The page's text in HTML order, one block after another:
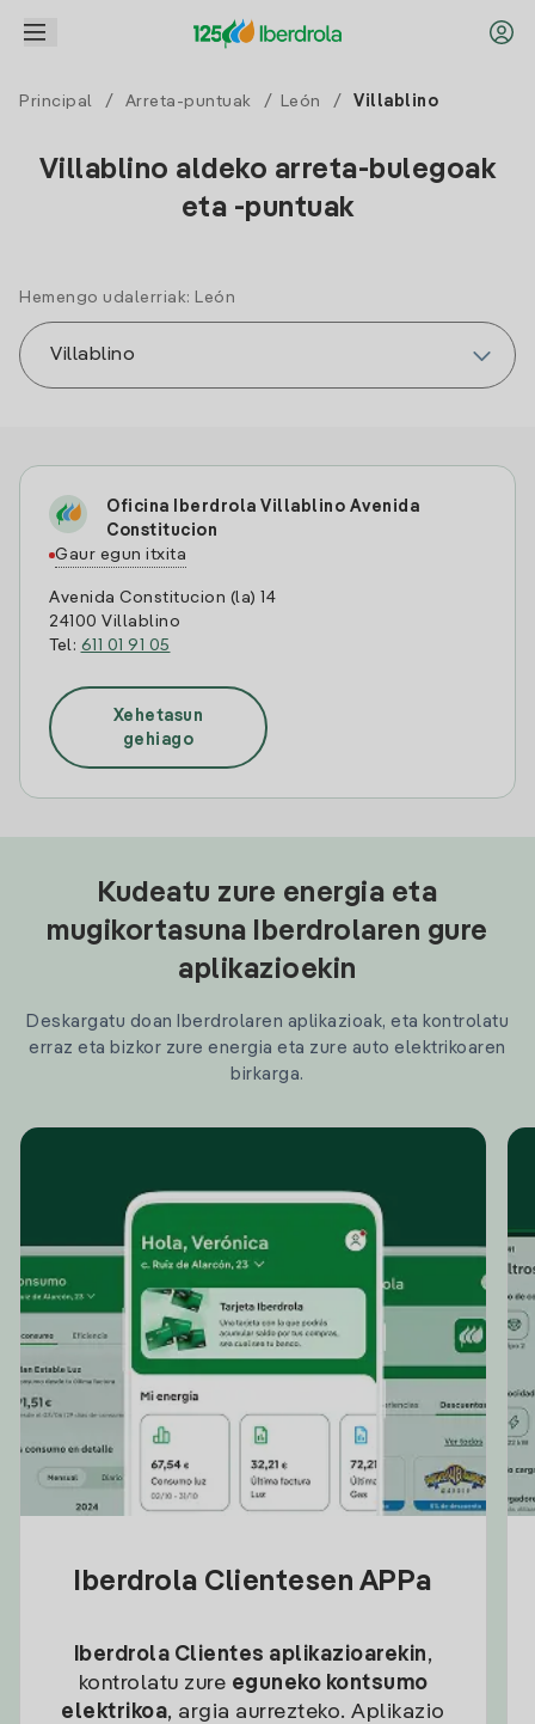
Principal / Arreta-puntuak / León / Villablino
Villablino aldeko arreta-bulegoak
eta -puntuak
Hemengo udalerriak: León
Oficina Iberdrola Villablino Avenida
Constitucion
Gaur egun itxita
Avenida Constitucion (la) 14
24100 Villablino
Tel: 611 01 91 05
Xehetasun
gehiago
Kudeatu zure energia eta
mugikortasuna Iberdrolaren gure
aplikazioekin
Deskargatu doan Iberdrolaren aplikazioak, eta kontrolatu
erraz eta bizkor zure energia eta zure auto elektrikoaren
birkarga.
Iberdrola Clientesen APPa
Iberdrola Clientes aplikazioarekin,
kontrolatu zure eguneko kontsumo
elektrikoa, argia aurrezteko. Aplikazio